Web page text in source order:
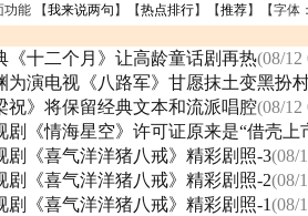
功能 【我来说两句 】【热点排行】【推荐】【字体
《十二个月》让高龄童话剧再热(08/12
为演电视《八路军》甘愿抹土变黑扮
祝》将保留经典文本和流派唱腔(08/12
剧《情海星空》许可证原来是“借壳上
剧《喜气洋洋猪八戒》精彩剧照-3(08/
剧《喜气洋洋猪八戒》精彩剧照-2(08/
剧《喜气洋洋猪八戒》精彩剧照-1(08/